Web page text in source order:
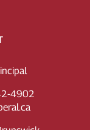
4902